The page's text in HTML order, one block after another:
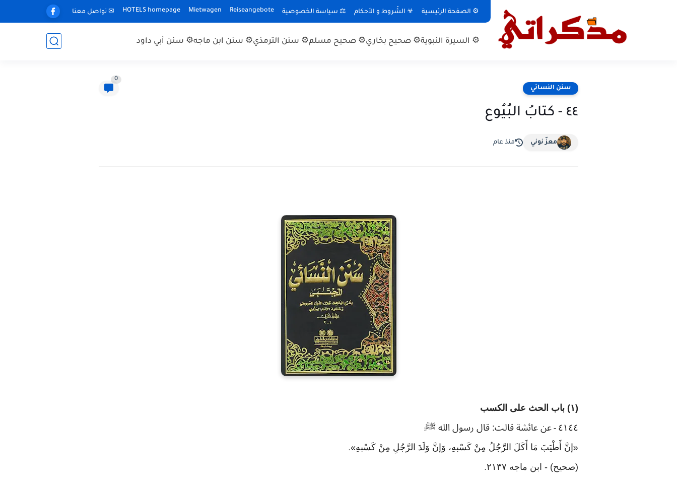
⚙ الصفحة الرئيسية ☣ الشّروط و الأحكام ⚖ سياسة الخصوصية Reiseangebote
Mietwagen
HOTELS homepage ✉ تواصل معنا
⚙ السيرة النبوية⚙ صحيح بخاري⚙ صحيح مسلم⚙ سنن الترمذي⚙ سنن ابن ماجه⚙ سنن أبي داود
سنن النسائي
0
٤٤ - كتابُ البُيُوع
معزّ نوني منذ عام
(١) باب الحث على الكسب
٤١٤٤ - عن عائشة قالت: قال رسول الله ﷺ:
« إنَّ أَطْيَبَ مَا أَكَلَ الرَّجُلُ مِنْ كَسْبهِ، وَإنَّ وَلَدَ الرَّجُلِ مِنْ كَسْبهِ».
(صحيح) - ابن ماجه ٢١٣٧ .